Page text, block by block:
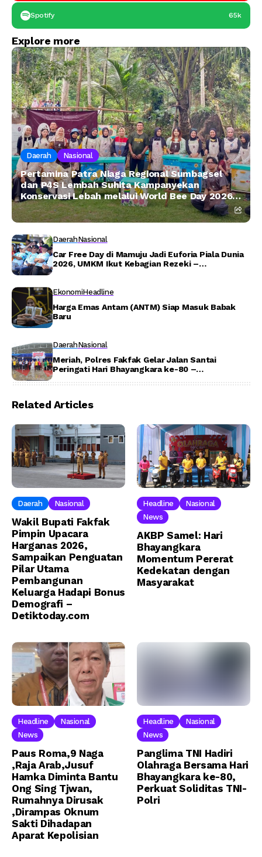
Spotify 65k
Explore more
Daerah Nasional
Pertamina Patra Niaga Regional Sumbagsel
dan P4S Lembah Suhita Kampanyekan
Konservasi Lebah melalui World Bee Day 2026 –
Detiktoday.com
DaerahNasional
Car Free Day di Mamuju Jadi Euforia Piala Dunia
2026, UMKM Ikut Kebagian Rezeki –
EkonomiHeadline
Harga Emas Antam (ANTM) Siap Masuk Babak
Baru
DaerahNasional
Meriah, Polres Fakfak Gelar Jalan Santai
Peringati Hari Bhayangkara ke-80 –
Related Articles
Daerah Nasional
Wakil Bupati Fakfak
Pimpin Upacara
Harganas 2026,
Sampaikan Penguatan
Pilar Utama
Pembangunan
Keluarga Hadapi Bonus
Demografi –
Detiktoday.com
Headline
Nasional
News
AKBP Samel: Hari
Bhayangkara
Momentum Pererat
Kedekatan dengan
Masyarakat
Headline
Nasional
News
Paus Roma,9 Naga
,Raja Arab,Jusuf
Hamka Diminta Bantu
Ong Sing Tjwan,
Rumahnya Dirusak
,Dirampas Oknum
Sakti Dihadapan
Aparat Kepolisian
Headline
Nasional
News
Panglima TNI Hadiri
Olahraga Bersama Hari
Bhayangkara ke-80,
Perkuat Soliditas TNI-
Polri